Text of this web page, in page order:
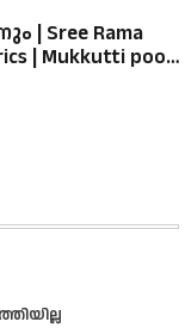
| Sree Rama
| Mukkutti poo
Malayalam |